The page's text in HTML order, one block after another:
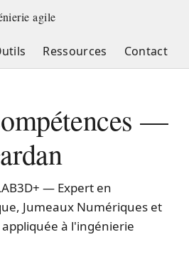
agile
Ressources Contact
—
— Expert en
Jumeaux Numériques et
à l'ingénierie